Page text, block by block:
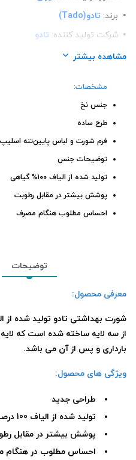
برند: تادو(Tado)
شرکت تولید کننده: تادو
جنسیت: بانوانمشاهده بیشتر
مشخصات:
جنس نخ
طرح ساده
فرم شورت و لباس پایین‌تنه اسلیپ
توضیحات جنس
تولید شده از الیاف ۱۰۰% گیاهی
پوشش بیشتر در مقابل رطوبت
احساس مطلوب هنگام مصرف
توضیحات
معرفی محصول:
از سه لایه ساخته شده است که
بارداری و پس از آن می باشد.
ویژگی های محصول:
طراحی جدید
تولید شده از الیاف 100 درصد گیاهی
پوشش بیشتر در مقابل
احساس مطلوب در هنگام